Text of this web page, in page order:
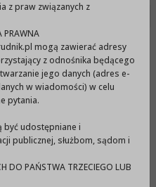
ofert na
publicznych
Prudnik
z praw związanych z
PRAWNA
mogą zawierać adresy
z odnośnika będącego
jego danych (adres e-
w wiadomości) w celu
pytania.
być udostępniane i
publicznej, służbom, sądom i
DO PAŃSTWA TRZECIEGO LUB